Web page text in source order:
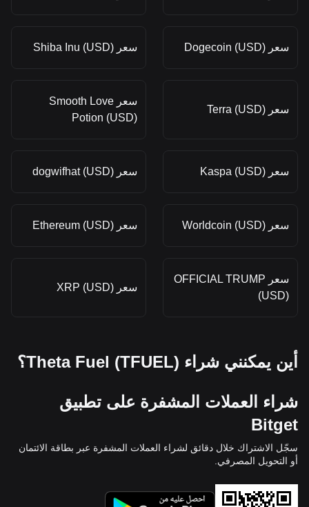
سعر Dogecoin (USD) سعر Shiba Inu (USD)
سعر Terra (USD)
سعر Smooth Love
Potion (USD)
سعر Kaspa (USD) سعر dogwifhat (USD)
سعر Worldcoin (USD) سعر Ethereum (USD)
سعر OFFICIAL TRUMP
(USD)
سعر XRP (USD)
أين يمكنني شراء Theta Fuel (TFUEL)؟
شراء العملات المشفرة على تطبيق
Bitget
سجّل الاشتراك خلال دقائق لشراء العملات المشفرة عبر بطاقة الائتمان
أو التحويل المصرفي.